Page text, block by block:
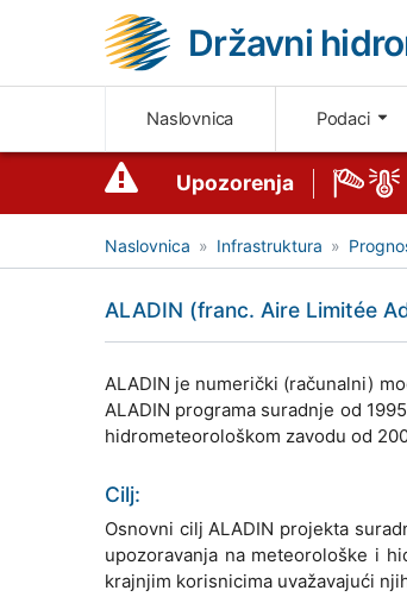
Državni
Naslovnica Podaci
Upozorenja
Naslovnica Infrastruktura
ALADIN (franc. Aire Limitée
ALADIN je numerički (računalni)
ALADIN programa suradnje od
hidrometeorološkom zavodu od
Cilj:
Osnovni cilj ALADIN projekta
upozoravanja na meteorološke i
krajnjim korisnicima uvažavajući